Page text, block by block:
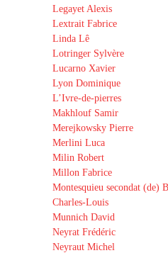
Legayet Alexis
Lextrait Fabrice
Linda Lê
Lotringer Sylvère
Lucarno Xavier
Lyon Dominique
L’Ivre-de-pierres
Makhlouf Samir
Merejkowsky Pierre
Merlini Luca
Milin Robert
Millon Fabrice
Montesquieu secondat (de)
Charles-Louis
Munnich David
Neyrat Frédéric
Neyraut Michel